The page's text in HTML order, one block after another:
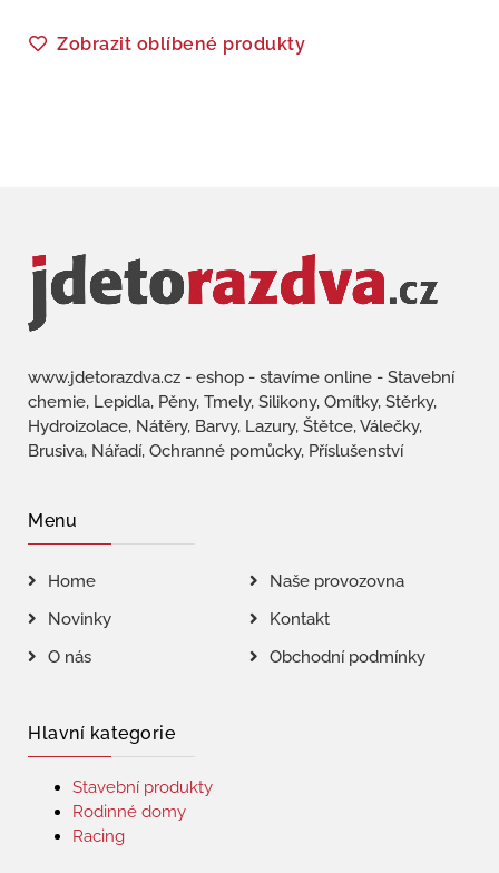
Zobrazit oblíbené produkty
www.jdetorazdva.cz - eshop - stavíme online - Stavební
chemie, Lepidla, Pěny, Tmely, Silikony, Omítky, Stěrky,
Hydroizolace, Nátěry, Barvy, Lazury, Štětce, Válečky,
Brusiva, Nářadí, Ochranné pomůcky, Příslušenství
Menu
Home
Naše provozovna
Novinky
Kontakt
O nás
Obchodní podmínky
Hlavní kategorie
Stavební produkty
Rodinné domy
Racing